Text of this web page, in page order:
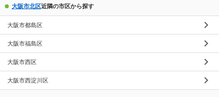
大阪市北区近隣の市区から探す
大阪市都島区
大阪市福島区
大阪市西区
大阪市西淀川区